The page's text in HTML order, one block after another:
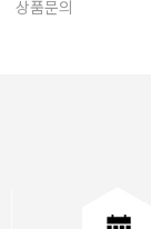
상품문의